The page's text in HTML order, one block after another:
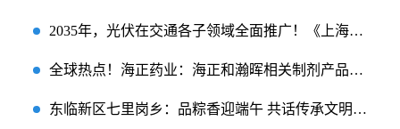
2035年，光伏在交通各子领域全面推广！《上海交通领域光伏推广应用实施方案》发布|今日观点
全球热点！海正药业：海正和瀚晖相关制剂产品集采工作基本完成 整体制剂业务经受住了冲击
东临新区七里岗乡：品粽香迎端午 共话传承文明 焦点讯息